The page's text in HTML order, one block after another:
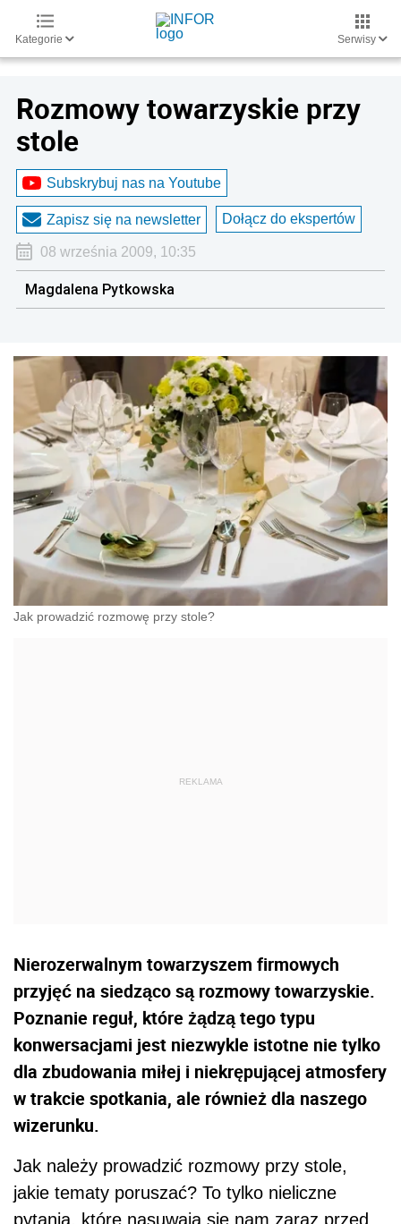
Kategorie Serwisy
Rozmowy towarzyskie przy
stole
Subskrybuj nas na Youtube
Zapisz się na newsletter Dołącz do ekspertów
08 września 2009, 10:35
Magdalena Pytkowska
Jak prowadzić rozmowę przy stole?
Nierozerwalnym towarzyszem firmowych
przyjęć na siedząco są rozmowy towarzyskie.
Poznanie reguł, które żądzą tego typu
konwersacjami jest niezwykle istotne nie tylko
dla zbudowania miłej i niekrępującej atmosfery
w trakcie spotkania, ale również dla naszego
wizerunku.
Jak należy prowadzić rozmowy przy stole,
jakie tematy poruszać? To tylko nieliczne
pytania, które nasuwają się nam zaraz przed